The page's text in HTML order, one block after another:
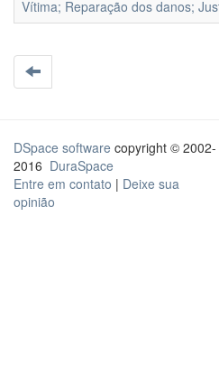
Vítima; Reparação dos danos;
DSpace software copyright © 2002-
2016 DuraSpace
Entre em contato | Deixe sua
opinião